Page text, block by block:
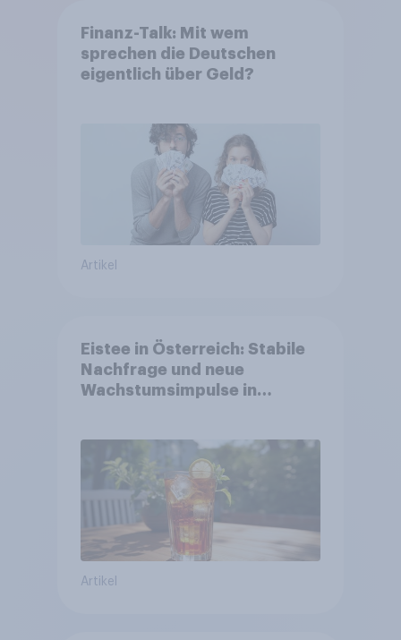
Finanz-Talk: Mit wem
sprechen die Deutschen
eigentlich über Geld?
Artikel
Eistee in Österreich: Stabile
Nachfrage und neue
Wachstumsimpulse in
Artikel